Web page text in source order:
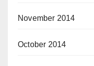
November 2014
October 2014